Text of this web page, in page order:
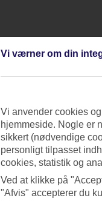
Vi værner om din
Vi anvender cookies
hjemmeside. Nogle er
sikkert (nødvendige
personligt tilpasset
cookies, statistik og
Ved at klikke på
"Afvis" accepterer du